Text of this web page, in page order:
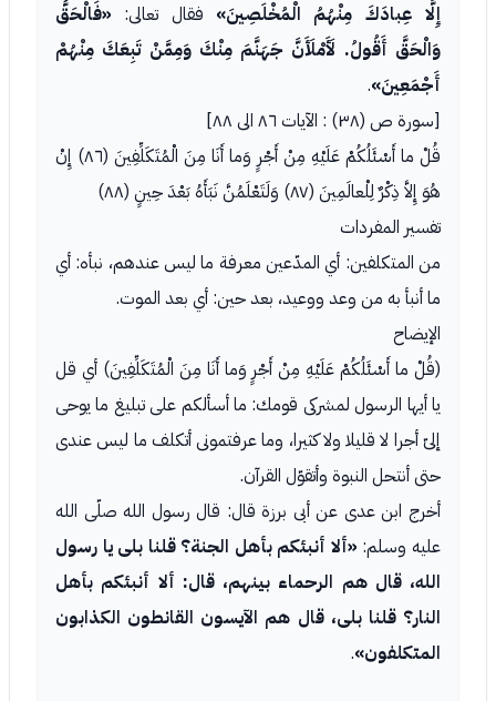
إِلَّا عِبادَكَ مِنْهُمُ الْمُخْلَصِينَ» فقال تعالى: «فَالْحَقُّ
وَالْحَقَّ أَقُولُ. لَأَمْلَأَنَّ جَهَنَّمَ مِنْكَ وَمِمَّنْ تَبِعَكَ مِنْهُمْ
أَجْمَعِينَ».
[سورة ص (٣٨) : الآيات ٨٦ الى ٨٨]
قُلْ ما أَسْئَلُكُمْ عَلَيْهِ مِنْ أَجْرٍ وَما أَنَا مِنَ الْمُتَكَلِّفِينَ (٨٦) إِنْ
هُوَ إِلاَّ ذِكْرٌ لِلْعالَمِينَ (٨٧) وَلَتَعْلَمُنَّ نَبَأَهُ بَعْدَ حِينٍ (٨٨)
تفسير المفردات
من المتكلفين: أي المدّعين معرفة ما ليس عندهم، نبأه: أي
ما أنبأ به من وعد ووعيد، بعد حين: أي بعد الموت.
الإيضاح
(قُلْ ما أَسْئَلُكُمْ عَلَيْهِ مِنْ أَجْرٍ وَما أَنَا مِنَ الْمُتَكَلِّفِينَ) أي قل
يا أيها الرسول لمشركى قومك: ما أسألكم على تبليغ ما يوحى
إلىّ أجرا لا قليلا ولا كثيرا، وما عرفتمونى أتكلف ما ليس عندى
حتى أنتحل النبوة وأتقوّل القرآن.
أخرج ابن عدى عن أبى برزة قال: قال رسول الله صلّى الله
عليه وسلم: «ألا أنبئكم بأهل الجنة؟ قلنا بلى يا رسول
الله، قال هم الرحماء بينهم، قال: ألا أنبئكم بأهل
النار؟ قلنا بلى، قال هم الآيسون القانطون الكذابون
المتكلفون».